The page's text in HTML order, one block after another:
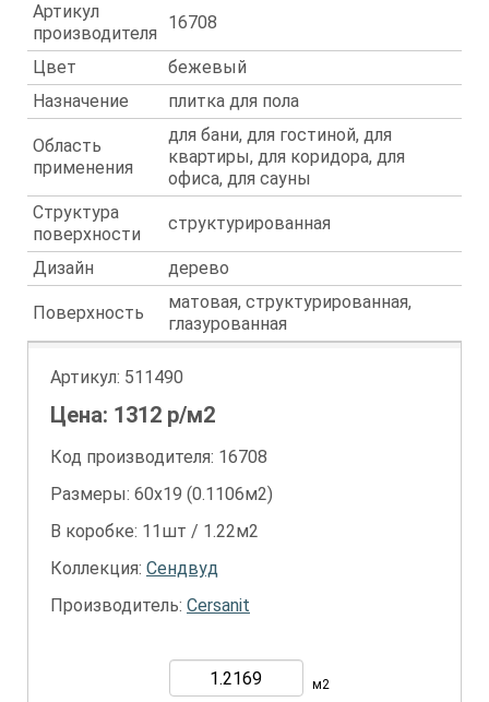
Артикул
производителя
16708
Цвет
бежевый
Назначение
плитка для пола
Область
применения
для бани, для гостиной, для
квартиры, для коридора, для
офиса, для сауны
Структура
поверхности
структурированная
Дизайн дерево
Поверхность
матовая, структурированная,
глазурованная
Артикул: 511490
Цена: 1312 р/м2
Код производителя: 16708
Размеры: 60х19 (0.1106м2)
В коробке: 11шт / 1.22м2
Коллекция: Сендвуд
Производитель: Cersanit
м2